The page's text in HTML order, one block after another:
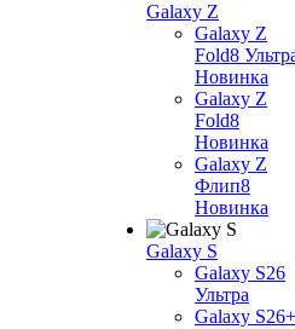
Galaxy Z
Galaxy Z
Fold8
Новинка
Galaxy Z
Fold8
Новинка
Galaxy Z
Флип8
Новинка
Galaxy S
Galaxy S26
Ультра
Galaxy S26+